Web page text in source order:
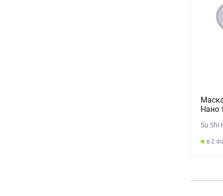
Нано
Su Shi
в 2